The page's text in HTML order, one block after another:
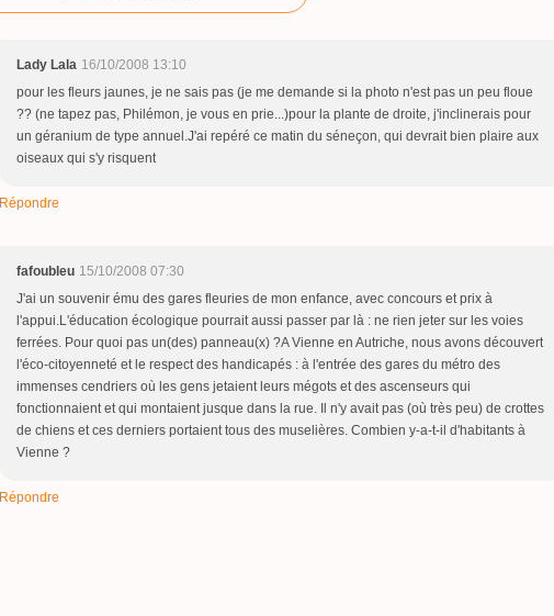
Lady Lala 16/10/2008 13:10
pour les fleurs jaunes, je ne sais pas (je me demande si la photo n'est pas un peu floue
?? (ne tapez pas, Philémon, je vous en prie...)pour la plante de droite, j'inclinerais pour
un géranium de type annuel.J'ai repéré ce matin du séneçon, qui devrait bien plaire aux
oiseaux qui s'y risquent
Répondre
fafoubleu 15/10/2008 07:30
J'ai un souvenir ému des gares fleuries de mon enfance, avec concours et prix à
l'appui.L'éducation écologique pourrait aussi passer par là : ne rien jeter sur les voies
ferrées. Pour quoi pas un(des) panneau(x) ?A Vienne en Autriche, nous avons découvert
l'éco-citoyenneté et le respect des handicapés : à l'entrée des gares du métro des
immenses cendriers où les gens jetaient leurs mégots et des ascenseurs qui
fonctionnaient et qui montaient jusque dans la rue. Il n'y avait pas (où très peu) de crottes
de chiens et ces derniers portaient tous des muselières. Combien y-a-t-il d'habitants à
Vienne ?
Répondre